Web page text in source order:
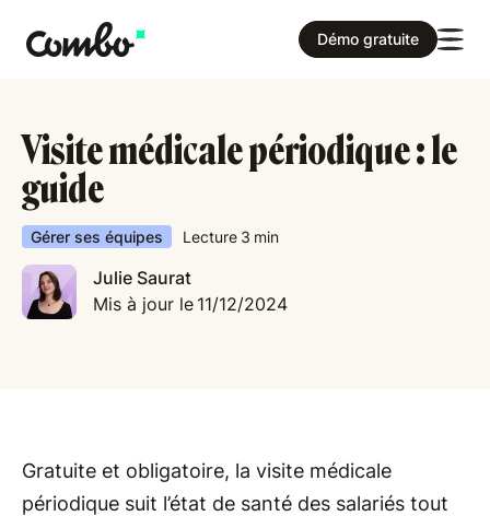
Démo gratuite
Visite médicale périodique : le
guide
Gérer ses équipes Lecture 3 min
Julie Saurat
Mis à jour le 11/12/2024
Gratuite et obligatoire, la visite médicale
périodique suit l’état de santé des salariés tout